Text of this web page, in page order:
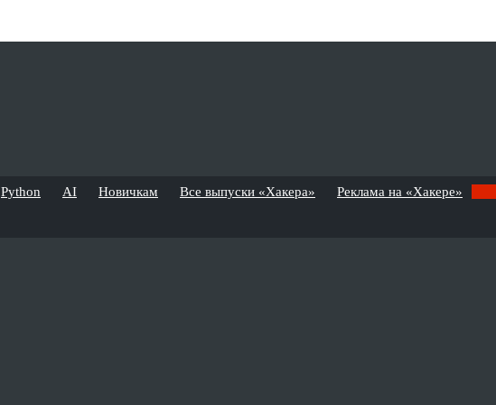
Python AI Новичкам Все выпуски «Хакера» Реклама на «Хакере»